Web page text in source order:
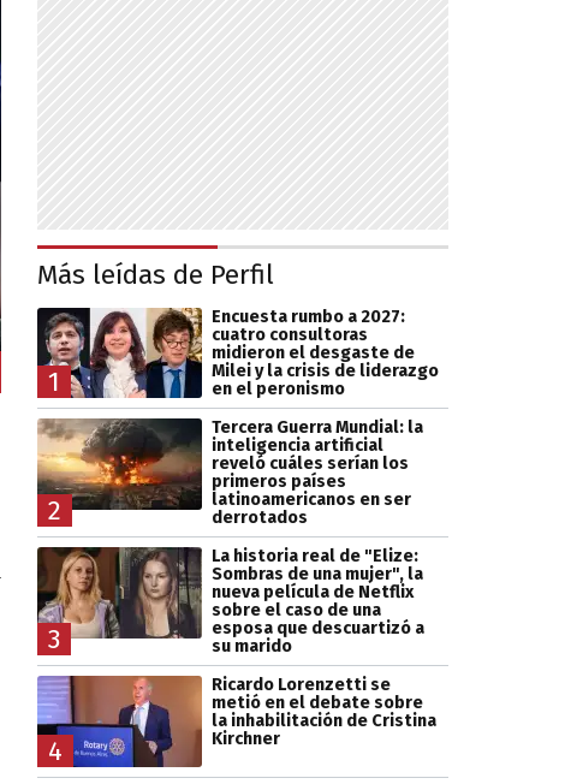
Más leídas de Perfil
1
Encuesta rumbo a 2027:
cuatro consultoras
midieron el desgaste de
Milei y la crisis de liderazgo
en el peronismo
2
Tercera Guerra Mundial: la
inteligencia artificial
reveló cuáles serían los
primeros países
latinoamericanos en ser
derrotados
3
La historia real de "Elize:
Sombras de una mujer", la
nueva película de Netflix
sobre el caso de una
esposa que descuartizó a
su marido
4
Ricardo Lorenzetti se
metió en el debate sobre
la inhabilitación de Cristina
Kirchner